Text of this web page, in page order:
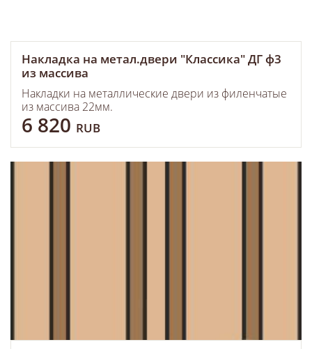
Накладка на метал.двери "Классика" ДГ ф3
из массива
Накладки на металлические двери из филенчатые
из массива 22мм.
6 820 RUB